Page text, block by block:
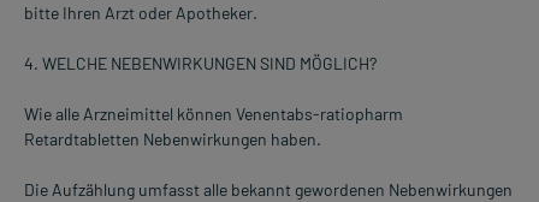
bitte Ihren Arzt oder Apotheker.
4. WELCHE NEBENWIRKUNGEN SIND MÖGLICH?
Wie alle Arzneimittel können Venentabs-ratiopharm
Retardtabletten Nebenwirkungen haben.
Die Aufzählung umfasst alle bekannt gewordenen Nebenwirkungen